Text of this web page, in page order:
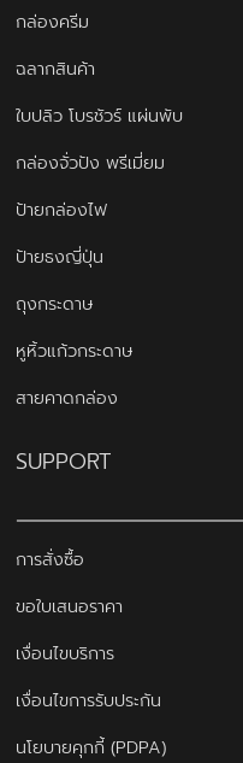
กล่องครีม
ฉลากสินค้า
ใบปลิว โบรชัวร์ แผ่นพับ
กล่องจั่วปัง พรีเมี่ยม
ป้ายกล่องไฟ
ป้ายธงญี่ปุ่น
ถุงกระดาษ
หูหิ้วแก้วกระดาษ
สายคาดกล่อง
SUPPORT
การสั่งซื้อ
ขอใบเสนอราคา
เงื่อนไขบริการ
เงื่อนไขการรับประกัน
นโยบายคุกกี้ (PDPA)